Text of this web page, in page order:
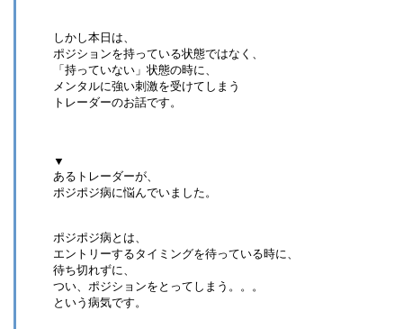
しかし本日は、
ポジションを持っている状態ではなく、
「持っていない」状態の時に、
メンタルに強い刺激を受けてしまう
トレーダーのお話です。
▼
あるトレーダーが、
ポジポジ病に悩んでいました。
ポジポジ病とは、
エントリーするタイミングを待っている時に、
待ち切れずに、
つい、ポジションをとってしまう。。。
という病気です。